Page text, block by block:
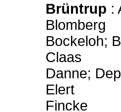
Brüntrup :
Blomberg
Bockeloh;
Claas
Danne;
Elert
Fincke